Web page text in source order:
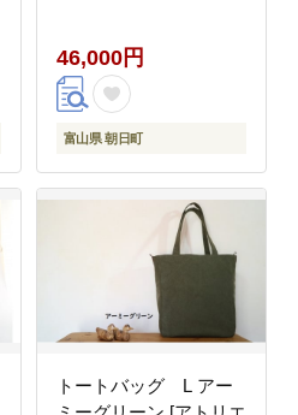
稽古バッグ
46,000円
富山県 朝日町
トートバッグ L アー